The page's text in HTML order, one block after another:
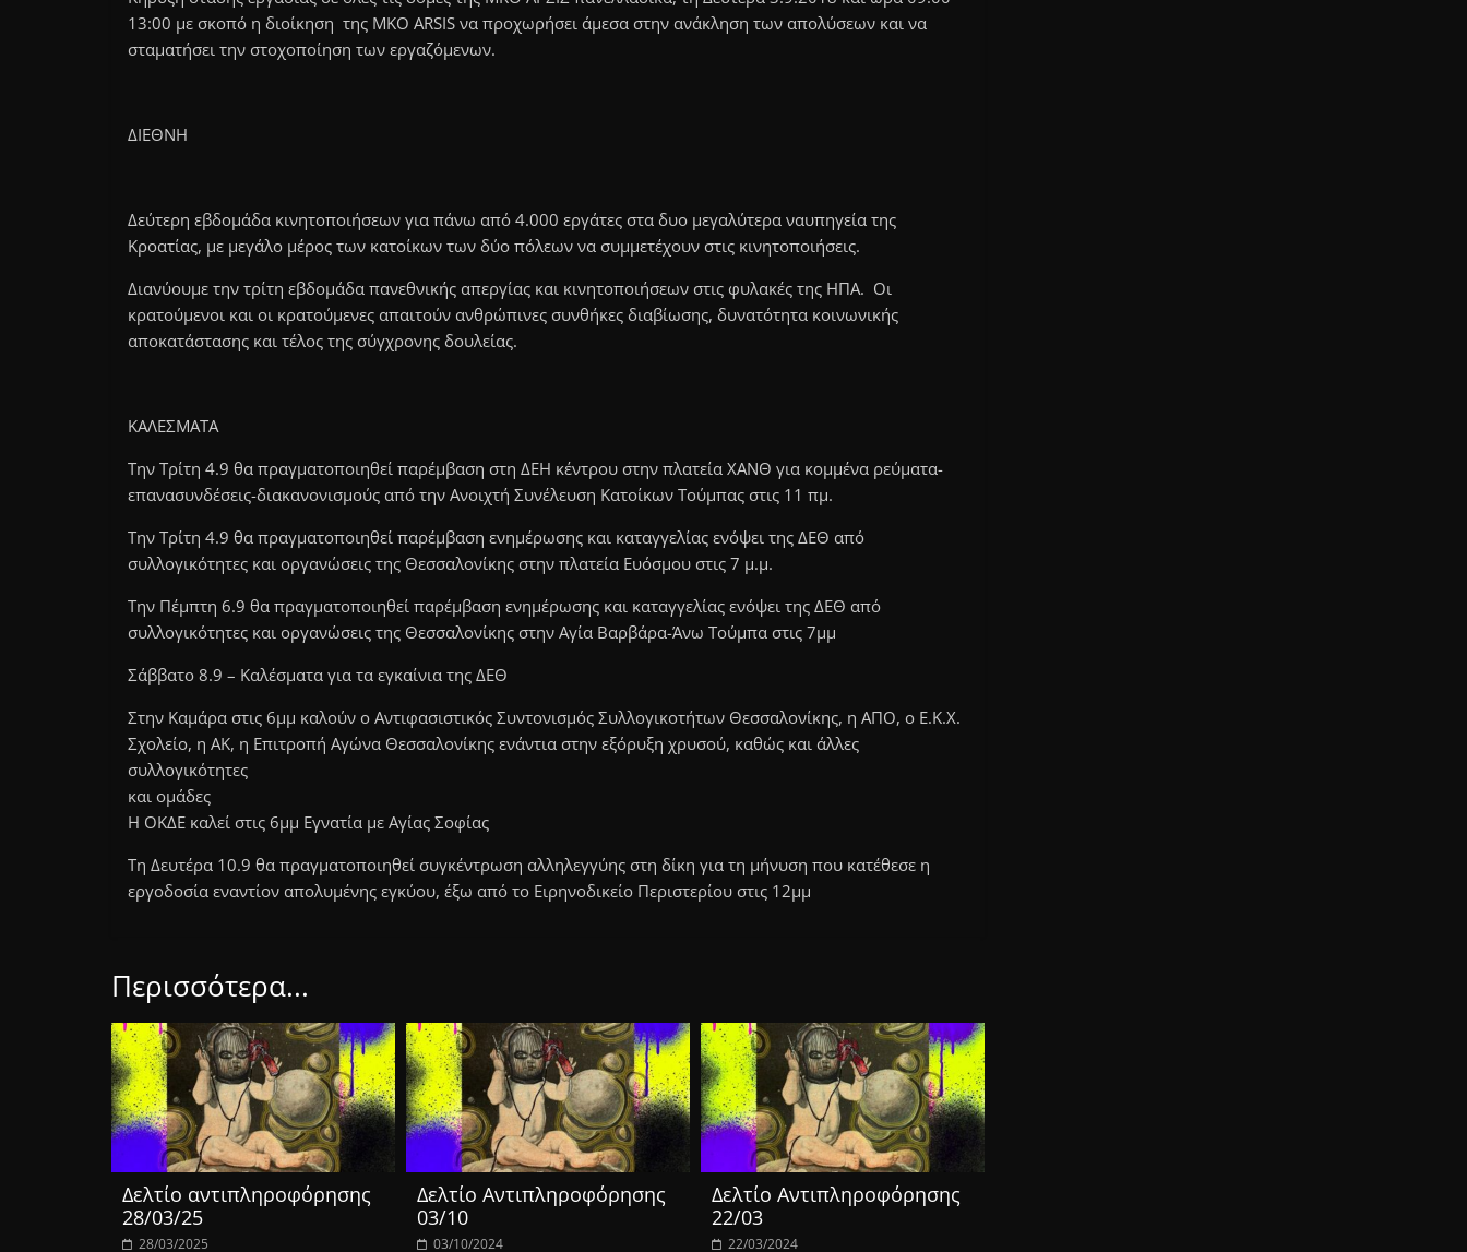
13:00 με σκοπό η διοίκηση της ΜΚΟ ARSIS να προχωρήσει άμεσα στην ανάκληση των απολύσεων και να
σταματήσει την στοχοποίηση των εργαζόμενων.
ΔΙΕΘΝΗ
Δεύτερη εβδομάδα κινητοποιήσεων για πάνω από 4.000 εργάτες στα δυο μεγαλύτερα ναυπηγεία της
Κροατίας, με μεγάλο μέρος των κατοίκων των δύο πόλεων να συμμετέχουν στις κινητοποιήσεις.
Διανύουμε την τρίτη εβδομάδα πανεθνικής απεργίας και κινητοποιήσεων στις φυλακές της ΗΠΑ. Οι
κρατούμενοι και οι κρατούμενες απαιτούν ανθρώπινες συνθήκες διαβίωσης, δυνατότητα κοινωνικής
αποκατάστασης και τέλος της σύγχρονης δουλείας.
ΚΑΛΕΣΜΑΤΑ
Την Τρίτη 4.9 θα πραγματοποιηθεί παρέμβαση στη ΔΕΗ κέντρου στην πλατεία ΧΑΝΘ για κομμένα ρεύματα-
επανασυνδέσεις-διακανονισμούς από την Ανοιχτή Συνέλευση Κατοίκων Τούμπας στις 11 πμ.
Την Τρίτη 4.9 θα πραγματοποιηθεί παρέμβαση ενημέρωσης και καταγγελίας ενόψει της ΔΕΘ από
συλλογικότητες και οργανώσεις της Θεσσαλονίκης στην πλατεία Ευόσμου στις 7 μ.μ.
Την Πέμπτη 6.9 θα πραγματοποιηθεί παρέμβαση ενημέρωσης και καταγγελίας ενόψει της ΔΕΘ από
συλλογικότητες και οργανώσεις της Θεσσαλονίκης στην Αγία Βαρβάρα-Άνω Τούμπα στις 7μμ
Σάββατο 8.9 – Καλέσματα για τα εγκαίνια της ΔΕΘ
Στην Καμάρα στις 6μμ καλούν ο Αντιφασιστικός Συντονισμός Συλλογικοτήτων Θεσσαλονίκης, η ΑΠΟ, ο Ε.Κ.Χ.
Σχολείο, η ΑΚ, η Επιτροπή Αγώνα Θεσσαλονίκης ενάντια στην εξόρυξη χρυσού, καθώς και άλλες
συλλογικότητες
και ομάδες
Η ΟΚΔΕ καλεί στις 6μμ Εγνατία με Αγίας Σοφίας
Τη Δευτέρα 10.9 θα πραγματοποιηθεί συγκέντρωση αλληλεγγύης στη δίκη για τη μήνυση που κατέθεσε η
εργοδοσία εναντίον απολυμένης εγκύου, έξω από το Ειρηνοδικείο Περιστερίου στις 12μμ
Περισσότερα...
Δελτίο αντιπληροφόρησης
28/03/25
28/03/2025
Δελτίο Αντιπληροφόρησης
03/10
03/10/2024
Δελτίο Αντιπληροφόρησης
22/03
22/03/2024